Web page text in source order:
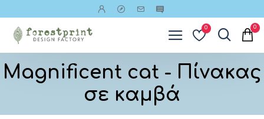
0 0
Magnificent cat - Πίνακας
σε καμβά